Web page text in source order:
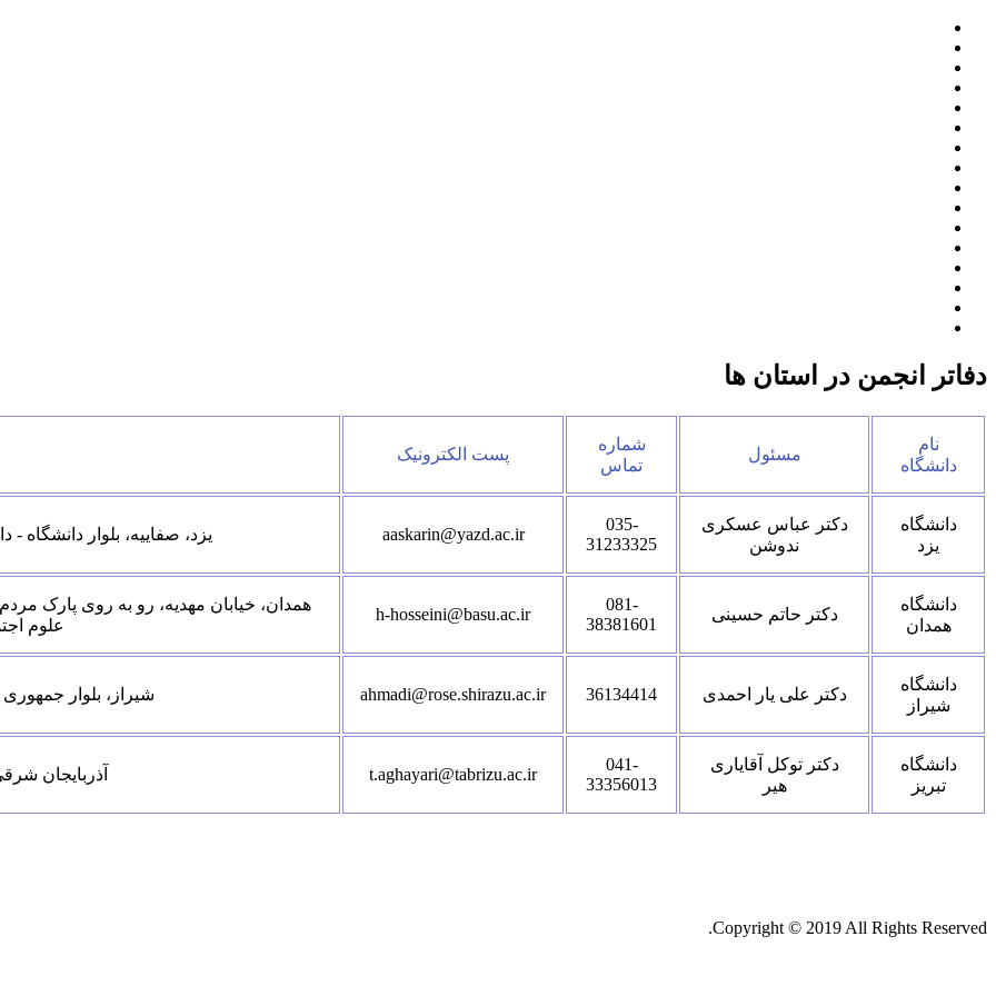
دفاتر انجمن در استان ها
نام
دانشگاه
مسئول
شماره
تماس
پست الکترونیک
دانشگاه
یزد
دکتر عباس عسکری
ندوشن
035-
31233325
aaskarin@yazd.ac.ir یزد، صفاییه، بلوار
دانشگاه
همدان
دکتر حاتم حسینی
081-
38381601
h-hosseini@basu.ac.ir
همدان، خیابان مهدیه، رو به روی پارک
علوم
دانشگاه
شیراز
دکتر علی یار احمدی 36134414
ahmadi@rose.shirazu.ac.ir شیراز، بلوار
دانشگاه
تبریز
دکتر توکل آقایاری
هیر
041-
33356013
t.aghayari@tabrizu.ac.ir آذربایجان شرقی،تبریز،
Copyright © 2019 All Rights Reserved.